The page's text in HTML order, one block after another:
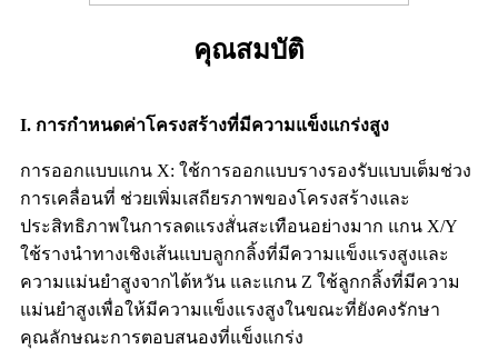
คุณสมบัติ
I. การกำหนดค่าโครงสร้างที่มีความแข็งแกร่งสูง
การออกแบบแกน X: ใช้การออกแบบรางรองรับแบบเต็มช่วง
การเคลื่อนที่ ช่วยเพิ่มเสถียรภาพของโครงสร้างและ
ประสิทธิภาพในการลดแรงสั่นสะเทือนอย่างมาก แกน X/Y
ใช้รางนำทางเชิงเส้นแบบลูกกลิ้งที่มีความแข็งแรงสูงและ
ความแม่นยำสูงจากไต้หวัน และแกน Z ใช้ลูกกลิ้งที่มีความ
แม่นยำสูงเพื่อให้มีความแข็งแรงสูงในขณะที่ยังคงรักษา
คุณลักษณะการตอบสนองที่แข็งแกร่ง